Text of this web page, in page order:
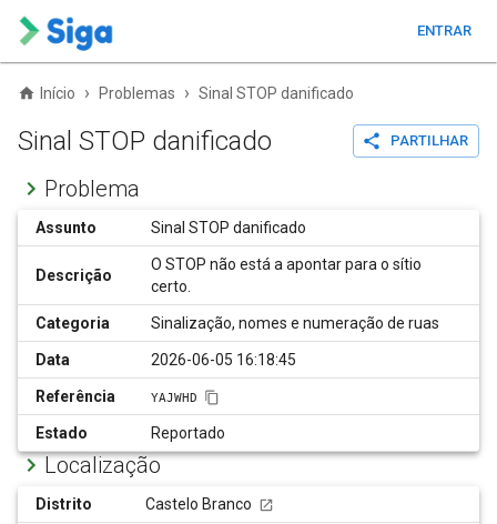
ENTRAR
Início › Problemas › Sinal STOP danificado
Sinal STOP danificado PARTILHAR
Problema
Assunto Sinal STOP danificado
Descrição
O STOP não está a apontar para o sítio
certo.
Categoria Sinalização, nomes e numeração de ruas
Data 2026-06-05 16:18:45
Referência YAJWHD
Estado Reportado
Localização
Distrito Castelo Branco